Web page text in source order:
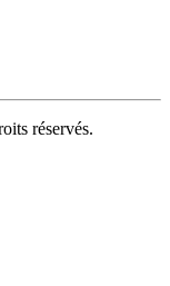
réservés.